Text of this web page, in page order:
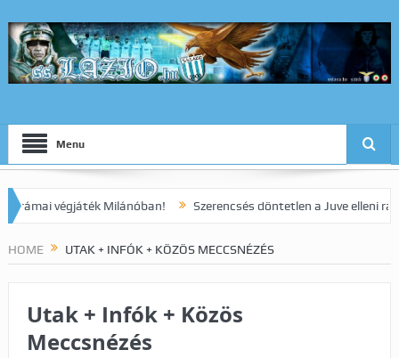
Menu
végjáték Milánóban! Szerencsés döntetlen a Juve elleni
HOME UTAK + INFÓK + KÖZÖS MECCSNÉZÉS
Utak + Infók + Közös
Meccsnézés